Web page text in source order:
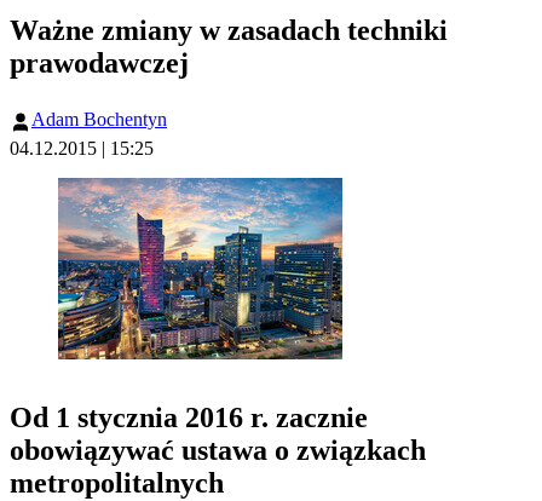
Ważne zmiany w zasadach techniki
prawodawczej
Adam Bochentyn
04.12.2015 | 15:25
Od 1 stycznia 2016 r. zacznie
obowiązywać ustawa o związkach
metropolitalnych